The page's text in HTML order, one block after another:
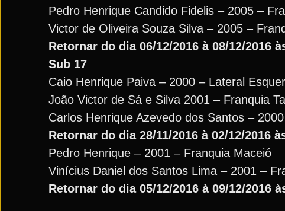
Pedro Henrique Candido Fidelis – 2005 –
Victor de Oliveira Souza Silva – 2005 –
Retornar do dia 06/12/2016 à 08/12/2016
Sub 17
Caio Henrique Paiva – 2000 – Lateral
João Victor de Sá e Silva 2001 – Franquia
Carlos Henrique Azevedo dos Santos –
Retornar do dia 28/11/2016 à 02/12/2016
Pedro Henrique – 2001 – Franquia Maceió
Vinícius Daniel dos Santos Lima – 2001 –
Retornar do dia 05/12/2016 à 09/12/2016